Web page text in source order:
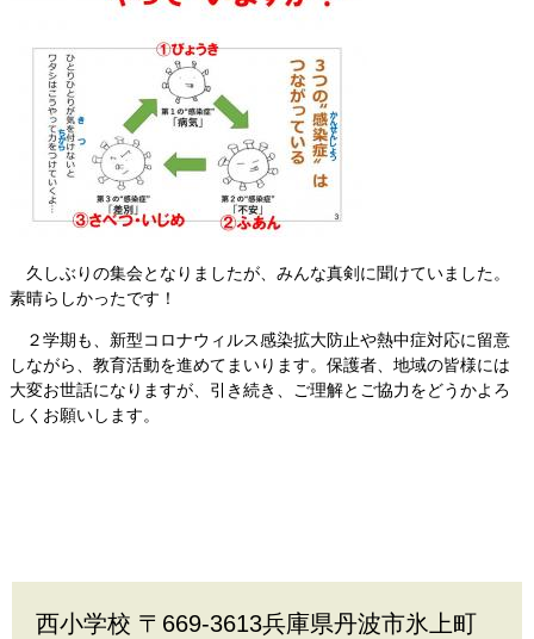
久しぶりの集会となりましたが、みんな真剣に聞けていました。
素晴らしかったです！
２学期も、新型コロナウィルス感染拡大防止や熱中症対応に留意
しながら、教育活動を進めてまいります。保護者、地域の皆様には
大変お世話になりますが、引き続き、ご理解とご協力をどうかよろ
しくお願いします。
西小学校 〒669-3613兵庫県丹波市氷上町